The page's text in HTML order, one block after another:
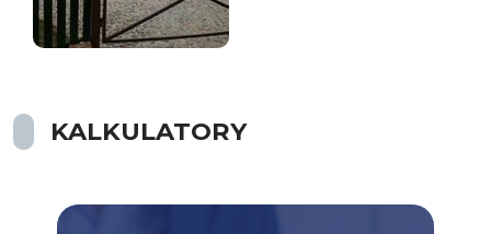
KALKULATORY